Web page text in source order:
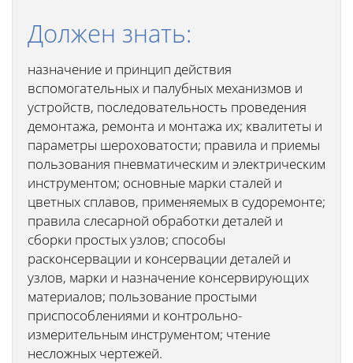
Должен знать:
назначение и принцип действия
вспомогательных и палубных механизмов и
устройств, последовательность проведения
демонтажа, ремонта и монтажа их; квалитеты и
параметры шероховатости; правила и приемы
пользования пневматическим и электрическим
инструментом; основные марки сталей и
цветных сплавов, применяемых в судоремонте;
правила слесарной обработки деталей и
сборки простых узлов; способы
расконсервации и консервации деталей и
узлов, марки и назначение консервирующих
материалов; пользование простыми
приспособлениями и контрольно-
измерительным инструментом; чтение
несложных чертежей.